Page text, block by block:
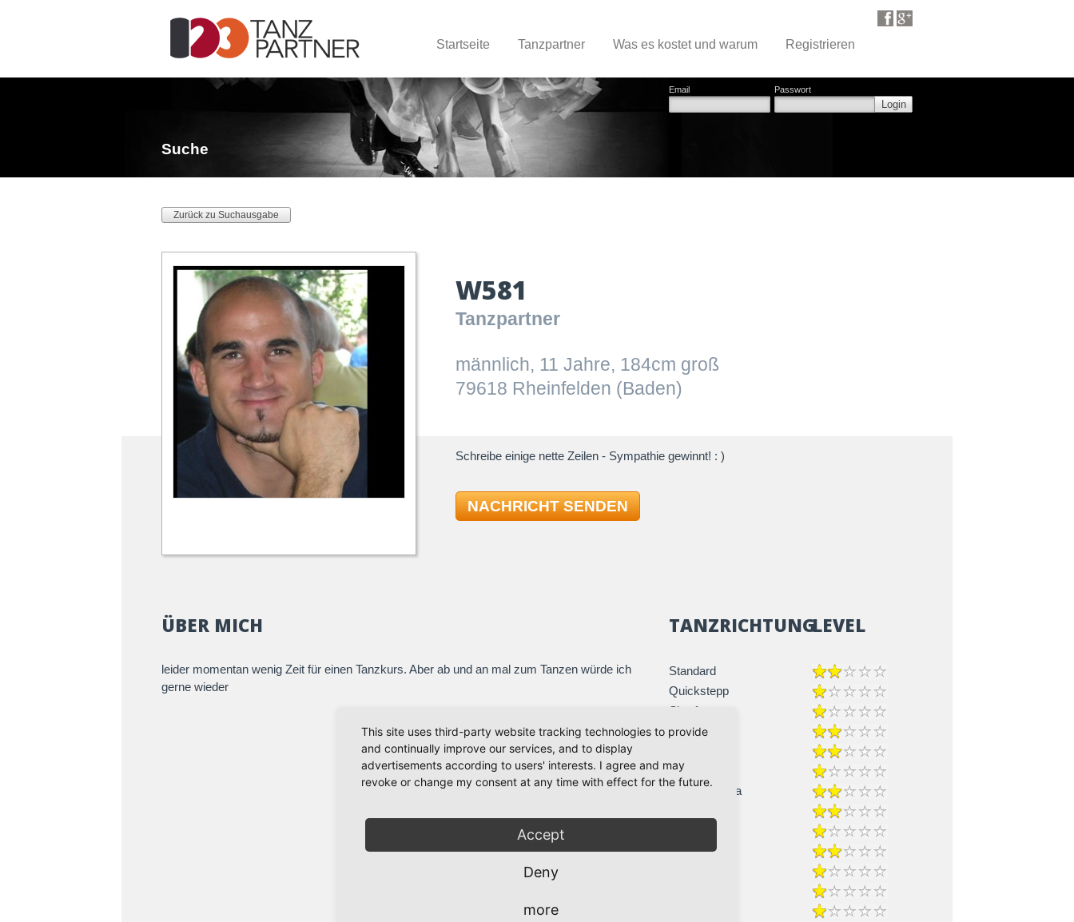
Startseite Tanzpartner Was es kostet und warum Registrieren
Email Passwort
Login
Suche
Zurück zu Suchausgabe
W581
Tanzpartner
männlich, 11 Jahre, 184cm groß
79618 Rheinfelden (Baden)
Schreibe einige nette Zeilen - Sympathie gewinnt! : )
NACHRICHT SENDEN
ÜBER MICH
leider momentan wenig Zeit für einen Tanzkurs. Aber ab und an mal zum Tanzen würde ich
gerne wieder
TANZRICHTUNG
Standard
Quickstepp
Slowfox
Tango
Latein
Cha-Cha-Cha
Rumba
LEVEL
This site uses third-party website tracking technologies to provide
and continually improve our services, and to display
advertisements according to users' interests. I agree and may
revoke or change my consent at any time with effect for the future.
Accept
Deny
more